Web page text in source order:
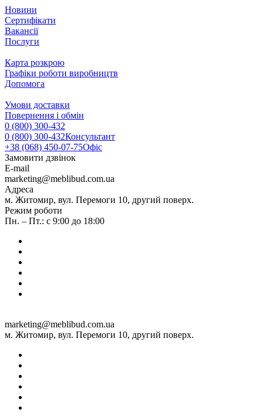
Новини
Сертифікати
Вакансії
Послуги
Карта розкрою
Графіки роботи виробництв
Допомога
Умови доставки
Повернення і обмін
0 (800) 300-432
0 (800) 300-432Консультант
+38 (068) 450-07-75Офіс
Замовити дзвінок
E-mail
marketing@meblibud.com.ua
Адреса
м. Житомир, вул. Перемоги 10, другий поверх.
Режим роботи
Пн. – Пт.: с 9:00 до 18:00
marketing@meblibud.com.ua
м. Житомир, вул. Перемоги 10, другий поверх.